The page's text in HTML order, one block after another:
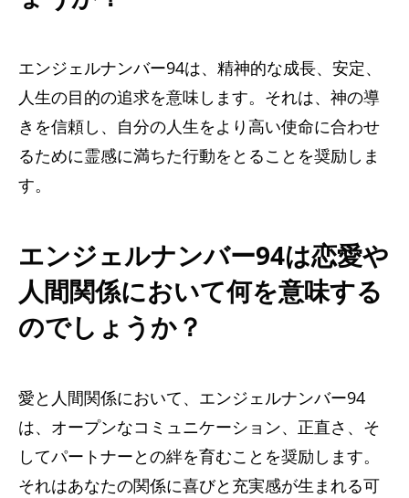
エンジェルナンバー94は、精神的な成長、安定、
人生の目的の追求を意味します。それは、神の導
きを信頼し、自分の人生をより高い使命に合わせ
るために霊感に満ちた行動をとることを奨励しま
す。
エンジェルナンバー94は恋愛や
人間関係において何を意味する
のでしょうか？
愛と人間関係において、エンジェルナンバー94
は、オープンなコミュニケーション、正直さ、そ
してパートナーとの絆を育むことを奨励します。
それはあなたの関係に喜びと充実感が生まれる可